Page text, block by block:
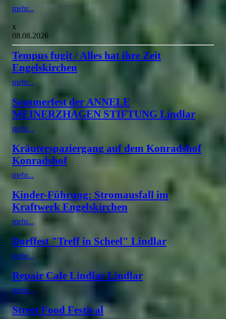
mehr...
x
08.08.2026
Tempus fugit / Alles hat ihre Zeit
Engelskirchen
mehr...
Sommerfest der ANNELE
MEINERZHAGEN STIFTUNG Lindlar
mehr...
Kräuterspaziergang auf dem Konradshof
Konradshof
mehr...
Kinder-Führung: Stromausfall im
Kraftwerk Engelskirchen
mehr...
Dorffest "Treff in Scheel" Lindlar
mehr...
Repair Cafe Lindlar Lindlar
mehr...
Street Food Festival